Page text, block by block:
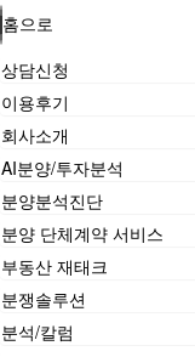
홈으로
상담신청
이용후기
회사소개
AI분양/투자분석
분양분석진단
분양 단체계약 서비스
부동산 재태크
분쟁솔루션
분석/칼럼